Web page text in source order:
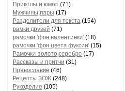
Приколы и юмор (71)
Мужчины,пары (17)
Разделители для текста (154)
рамки друзей (71)
рамочки 'фон валентинки' (18)
рамочки 'фон цвета фуксии' (15)
Рамочки-золото,серебро (17)
Рассказы и притчи (31)
Православие (46)
Рецепты ЗОЖ (248)
Рукоделие (105)